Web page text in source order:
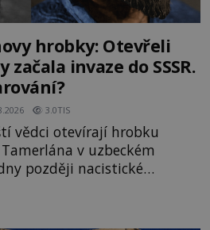
hrobky: Otevřeli
začala invaze do SSSR.
3.0TIS
vědci otevírají hrobku
v uzbeckém
později nacistické
Barbarossa a napadá
dat je natolik zarážející, že se